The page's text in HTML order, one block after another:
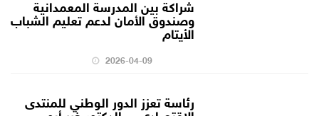
شراكة بين المدرسة المعمدانية
وصندوق الأمان لدعم تعليم الشباب
الأيتام
2026-04-09
رئاسة تعزز الدور الوطني للمنتدى